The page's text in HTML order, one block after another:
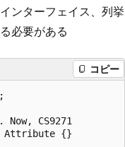
ンターフェイス、列挙
必要がある
コピー
CS9271